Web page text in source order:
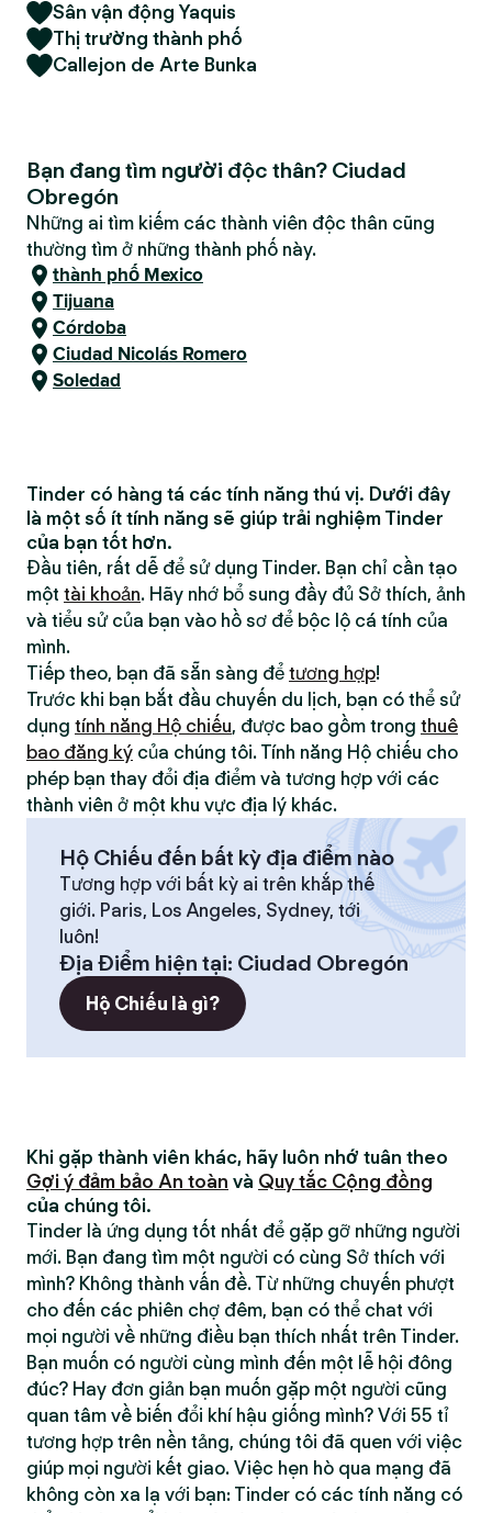
Sân vận động Yaquis
Thị trường thành phố
Callejon de Arte Bunka
Bạn đang tìm người độc thân? Ciudad
Obregón
Những ai tìm kiếm các thành viên độc thân cũng
thường tìm ở những thành phố này.
thành phố Mexico
Tijuana
Córdoba
Ciudad Nicolás Romero
Soledad
Tinder có hàng tá các tính năng thú vị. Dưới đây
là một số ít tính năng sẽ giúp trải nghiệm Tinder
của bạn tốt hơn.
Đầu tiên, rất dễ để sử dụng Tinder. Bạn chỉ cần tạo
một tài khoản. Hãy nhớ bổ sung đầy đủ Sở thích, ảnh
và tiểu sử của bạn vào hồ sơ để bộc lộ cá tính của
mình.
Tiếp theo, bạn đã sẵn sàng để tương hợp!
Trước khi bạn bắt đầu chuyến du lịch, bạn có thể sử
dụng tính năng Hộ chiếu, được bao gồm trong thuê
bao đăng ký của chúng tôi. Tính năng Hộ chiếu cho
phép bạn thay đổi địa điểm và tương hợp với các
thành viên ở một khu vực địa lý khác.
Hộ Chiếu đến bất kỳ địa điểm nào
Tương hợp với bất kỳ ai trên khắp thế
giới. Paris, Los Angeles, Sydney, tới
luôn!
Địa Điểm hiện tại: Ciudad Obregón
Hộ Chiếu là gì?
Khi gặp thành viên khác, hãy luôn nhớ tuân theo
Gợi ý đảm bảo An toàn và Quy tắc Cộng đồng
của chúng tôi.
Tinder là ứng dụng tốt nhất để gặp gỡ những người
mới. Bạn đang tìm một người có cùng Sở thích với
mình? Không thành vấn đề. Từ những chuyến phượt
cho đến các phiên chợ đêm, bạn có thể chat với
mọi người về những điều bạn thích nhất trên Tinder.
Bạn muốn có người cùng mình đến một lễ hội đông
đúc? Hay đơn giản bạn muốn gặp một người cũng
quan tâm về biến đổi khí hậu giống mình? Với 55 tỉ
tương hợp trên nền tảng, chúng tôi đã quen với việc
giúp mọi người kết giao. Việc hẹn hò qua mạng đã
không còn xa lạ với bạn: Tinder có các tính năng có